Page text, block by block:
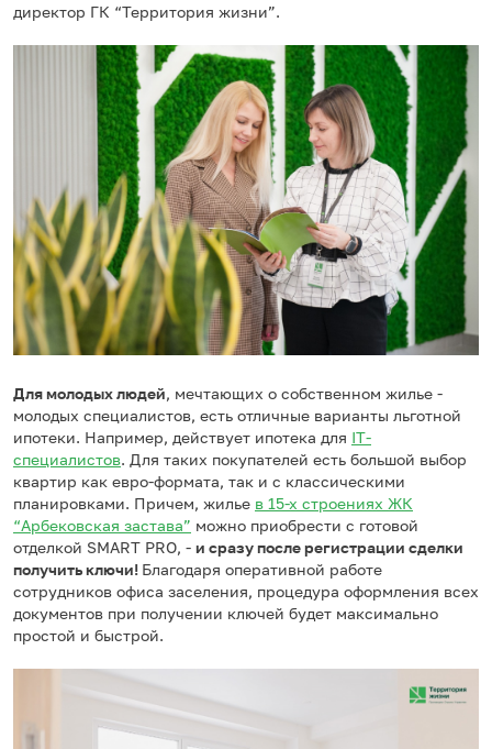
директор ГК “Территория жизни”.
Для молодых людей, мечтающих о собственном жилье -
молодых специалистов, есть отличные варианты льготной
ипотеки. Например, действует ипотека для IT-
специалистов. Для таких покупателей есть большой выбор
квартир как евро-формата, так и с классическими
планировками. Причем, жилье в 15-х строениях ЖК
“Арбековская застава” можно приобрести с готовой
отделкой SMART PRO, - и сразу после регистрации сделки
получить ключи! Благодаря оперативной работе
сотрудников офиса заселения, процедура оформления всех
документов при получении ключей будет максимально
простой и быстрой.